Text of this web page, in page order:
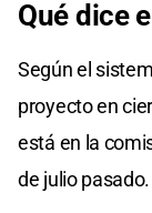
Qué dice
Según el
proyecto en
está en la
de julio